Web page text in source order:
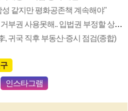
같지만 평화공존책 계속해야"
이 대통령 "의견 다르다고 거부권 사용못해.. 입법권 부정할 상황이라 보기 어려워"
, 귀국 직후 부동산·증시 점검(종합)
인스타그램